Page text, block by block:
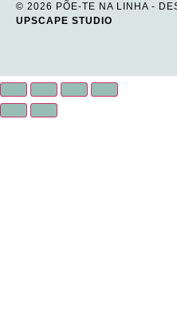
© 2026 PÕE-TE NA LINHA -
UPSCAPE STUDIO